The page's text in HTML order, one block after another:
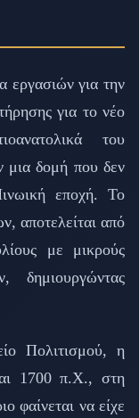
εργασιών για την
για το νέο
του
μια δομή που δεν
εποχή. Το
αποτελείται από
με μικρούς
δημιουργώντας
Πολιτισμού, η
1700 π.Χ., στη
φαίνεται να είχε